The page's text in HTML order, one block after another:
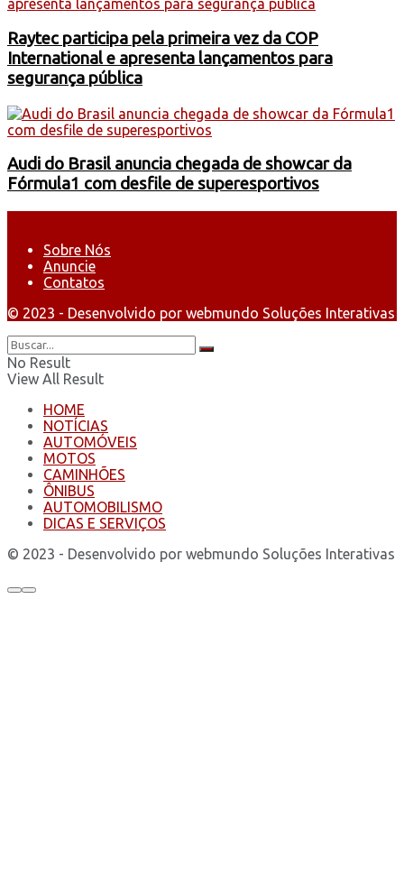
Raytec participa pela primeira vez da COP
International e apresenta lançamentos para
segurança pública
Audi do Brasil anuncia chegada de showcar da
Fórmula1 com desfile de superesportivos
Sobre Nós
Anuncie
Contatos
© 2023 - Desenvolvido por webmundo Soluções Interativas
No Result
View All Result
HOME
NOTÍCIAS
AUTOMÓVEIS
MOTOS
CAMINHÕES
ÔNIBUS
AUTOMOBILISMO
DICAS E SERVIÇOS
© 2023 - Desenvolvido por webmundo Soluções Interativas